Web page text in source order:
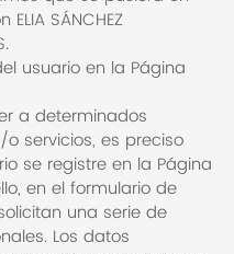
SÁNCHEZ
usuario en la Página
a determinados
servicios, es preciso
se registre en la Página
en el formulario de
una serie de
Los datos